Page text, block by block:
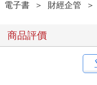
電子書 ＞ 財經企管 ＞
商品評價